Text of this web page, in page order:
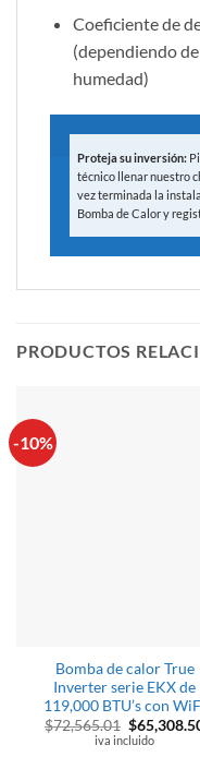
Coeficiente de
(dependiendo
humedad)
Proteja su inversión:
técnico llenar nuestro
vez terminada la
Bomba de Calor y
PRODUCTOS
-10%
Bomba de calor True
Inverter serie EKX de
119,000 BTU’s con
$72,565.01 El
precio
$
iva incluido